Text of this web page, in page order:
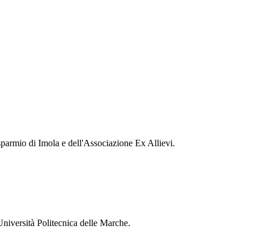
di Imola e dell'Associazione Ex Allievi.
Politecnica delle Marche.